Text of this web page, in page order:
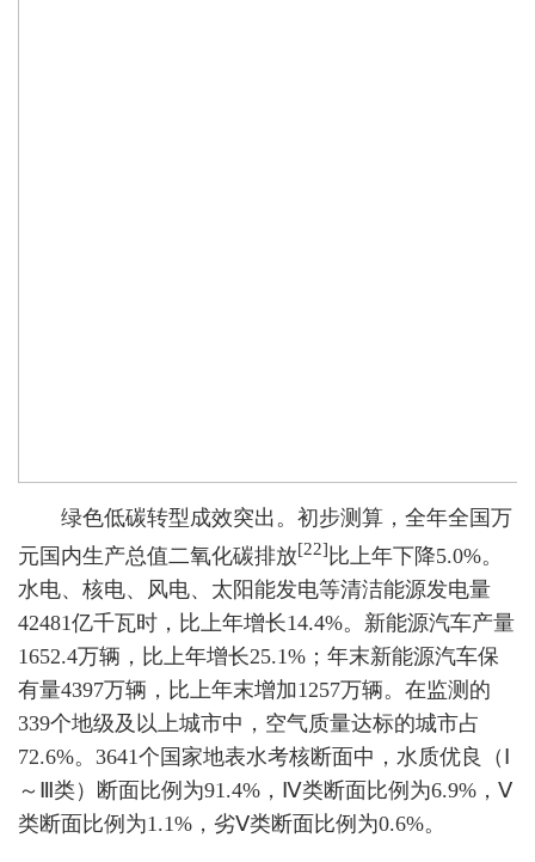
绿色低碳转型成效突出。初步测算，全年全国万
元国内生产总值二氧化碳排放[22] 比上年下降5.0%。
水电、核电、风电、太阳能发电等清洁能源发电量
42481亿千瓦时，比上年增长14.4%。新能源汽车产量
1652.4万辆，比上年增长25.1%；年末新能源汽车保
有量4397万辆，比上年末增加1257万辆。在监测的
339个地级及以上城市中，空气质量达标的城市占
72.6%。3641个国家地表水考核断面中，水质优良（Ⅰ
～Ⅲ类）断面比例为91.4%，Ⅳ类断面比例为6.9%，Ⅴ
类断面比例为1.1%，劣Ⅴ类断面比例为0.6%。